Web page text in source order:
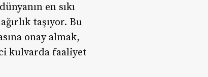
en sıkı
taşıyor. Bu
onay almak,
kulvarda faaliyet